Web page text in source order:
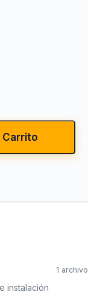
Carrito
1 archivo
instalación